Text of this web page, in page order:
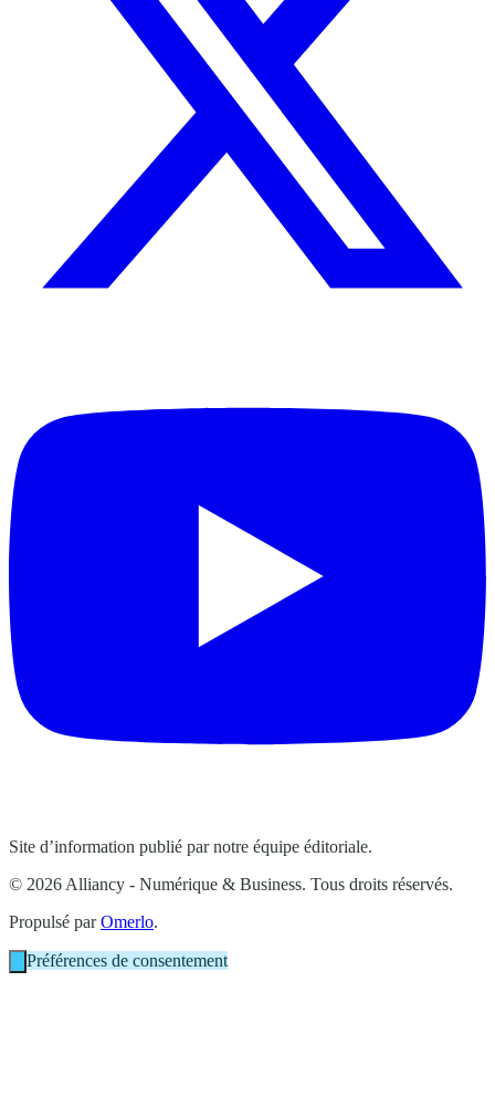
Site d’information publié par notre équipe éditoriale.
© 2026 Alliancy - Numérique & Business. Tous droits réservés.
Propulsé parOmerlo.
Préférences de consentement